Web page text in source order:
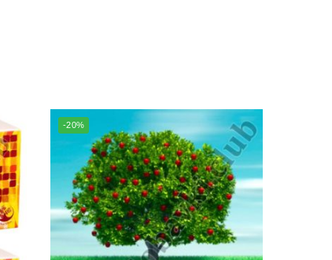
-20%